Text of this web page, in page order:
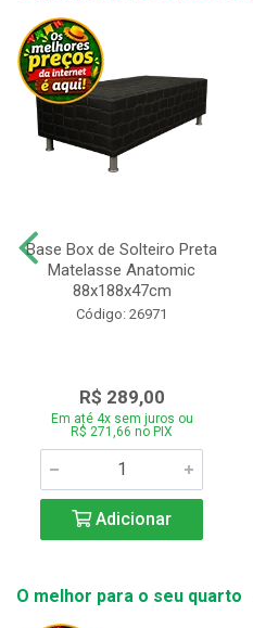
Base Box de Solteiro Preta
Matelasse Anatomic
88x188x47cm
Código: 26971
R$ 289,00
Em até 4x sem juros ou
R$ 271,66 no PIX
Adicionar
O melhor para o seu quarto